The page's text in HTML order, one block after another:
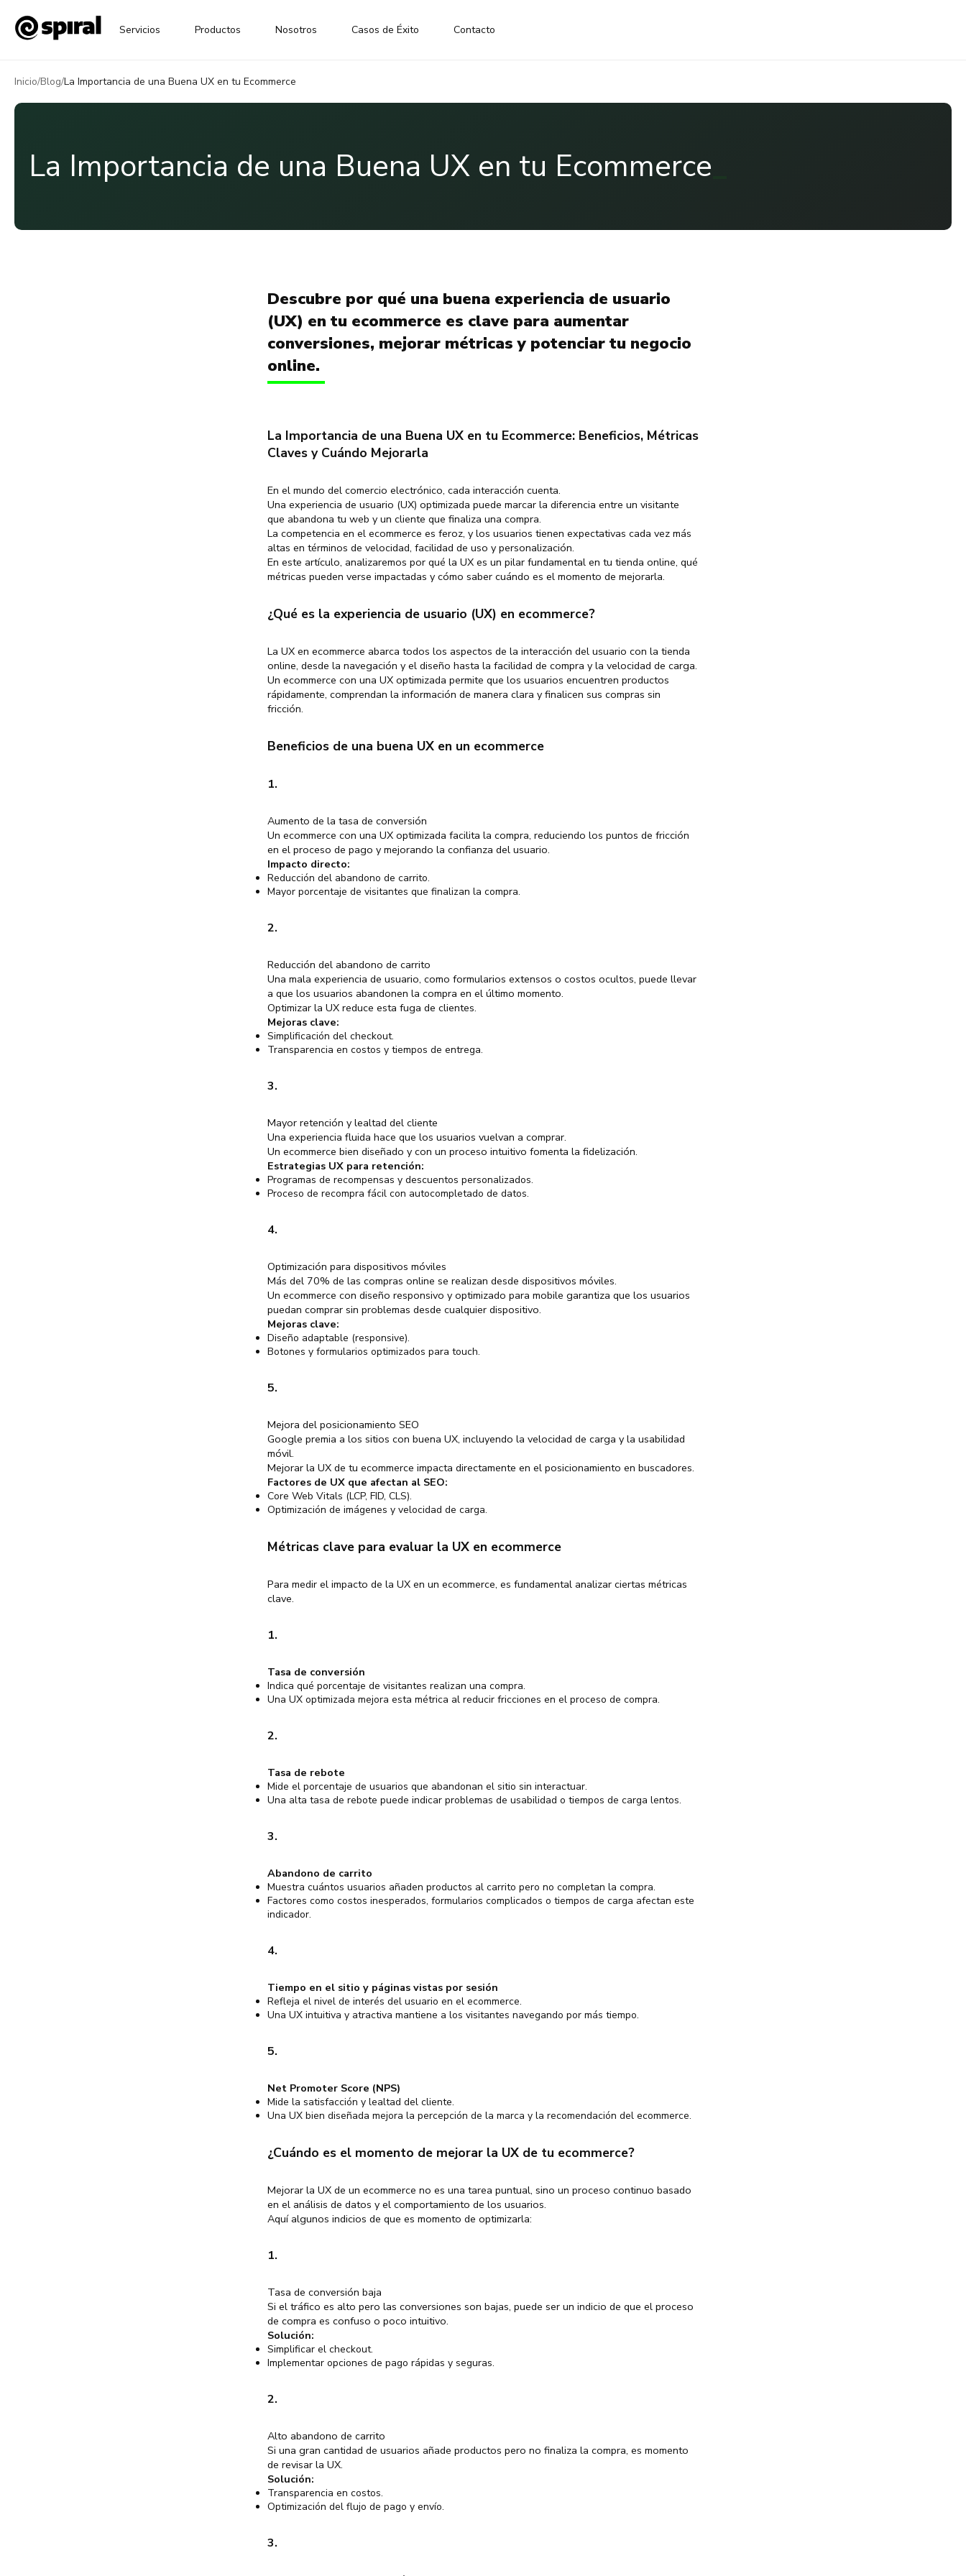
Servicios Productos Nosotros Casos de Éxito Contacto
Inicio/Blog/La Importancia de una Buena UX en tu Ecommerce
La Importancia de una Buena UX en tu Ecommerce
Descubre por qué una buena experiencia de usuario
(UX) en tu ecommerce es clave para aumentar
conversiones, mejorar métricas y potenciar tu negocio
online.
La Importancia de una Buena UX en tu Ecommerce: Beneficios, Métricas
Claves y Cuándo Mejorarla
En el mundo del comercio electrónico, cada interacción cuenta.
Una experiencia de usuario (UX) optimizada puede marcar la diferencia entre un visitante
que abandona tu web y un cliente que finaliza una compra.
La competencia en el ecommerce es feroz, y los usuarios tienen expectativas cada vez más
altas en términos de velocidad, facilidad de uso y personalización.
En este artículo, analizaremos por qué la UX es un pilar fundamental en tu tienda online, qué
métricas pueden verse impactadas y cómo saber cuándo es el momento de mejorarla.
¿Qué es la experiencia de usuario (UX) en ecommerce?
La UX en ecommerce abarca todos los aspectos de la interacción del usuario con la tienda
online, desde la navegación y el diseño hasta la facilidad de compra y la velocidad de carga.
Un ecommerce con una UX optimizada permite que los usuarios encuentren productos
rápidamente, comprendan la información de manera clara y finalicen sus compras sin
fricción.
Beneficios de una buena UX en un ecommerce
1.
Aumento de la tasa de conversión
Un ecommerce con una UX optimizada facilita la compra, reduciendo los puntos de fricción
en el proceso de pago y mejorando la confianza del usuario.
Impacto directo:
Reducción del abandono de carrito.
Mayor porcentaje de visitantes que finalizan la compra.
2.
Reducción del abandono de carrito
Una mala experiencia de usuario, como formularios extensos o costos ocultos, puede llevar
a que los usuarios abandonen la compra en el último momento.
Optimizar la UX reduce esta fuga de clientes.
Mejoras clave:
Simplificación del checkout.
Transparencia en costos y tiempos de entrega.
3.
Mayor retención y lealtad del cliente
Una experiencia fluida hace que los usuarios vuelvan a comprar.
Un ecommerce bien diseñado y con un proceso intuitivo fomenta la fidelización.
Estrategias UX para retención:
Programas de recompensas y descuentos personalizados.
Proceso de recompra fácil con autocompletado de datos.
4.
Optimización para dispositivos móviles
Más del 70% de las compras online se realizan desde dispositivos móviles.
Un ecommerce con diseño responsivo y optimizado para mobile garantiza que los usuarios
puedan comprar sin problemas desde cualquier dispositivo.
Mejoras clave:
Diseño adaptable (responsive).
Botones y formularios optimizados para touch.
5.
Mejora del posicionamiento SEO
Google premia a los sitios con buena UX, incluyendo la velocidad de carga y la usabilidad
móvil.
Mejorar la UX de tu ecommerce impacta directamente en el posicionamiento en buscadores.
Factores de UX que afectan al SEO:
Core Web Vitals (LCP, FID, CLS).
Optimización de imágenes y velocidad de carga.
Métricas clave para evaluar la UX en ecommerce
Para medir el impacto de la UX en un ecommerce, es fundamental analizar ciertas métricas
clave.
1.
Tasa de conversión
Indica qué porcentaje de visitantes realizan una compra.
Una UX optimizada mejora esta métrica al reducir fricciones en el proceso de compra.
2.
Tasa de rebote
Mide el porcentaje de usuarios que abandonan el sitio sin interactuar.
Una alta tasa de rebote puede indicar problemas de usabilidad o tiempos de carga lentos.
3.
Abandono de carrito
Muestra cuántos usuarios añaden productos al carrito pero no completan la compra.
Factores como costos inesperados, formularios complicados o tiempos de carga afectan este
indicador.
4.
Tiempo en el sitio y páginas vistas por sesión
Refleja el nivel de interés del usuario en el ecommerce.
Una UX intuitiva y atractiva mantiene a los visitantes navegando por más tiempo.
5.
Net Promoter Score (NPS)
Mide la satisfacción y lealtad del cliente.
Una UX bien diseñada mejora la percepción de la marca y la recomendación del ecommerce.
¿Cuándo es el momento de mejorar la UX de tu ecommerce?
Mejorar la UX de un ecommerce no es una tarea puntual, sino un proceso continuo basado
en el análisis de datos y el comportamiento de los usuarios.
Aquí algunos indicios de que es momento de optimizarla:
1.
Tasa de conversión baja
Si el tráfico es alto pero las conversiones son bajas, puede ser un indicio de que el proceso
de compra es confuso o poco intuitivo.
Solución:
Simplificar el checkout.
Implementar opciones de pago rápidas y seguras.
2.
Alto abandono de carrito
Si una gran cantidad de usuarios añade productos pero no finaliza la compra, es momento
de revisar la UX.
Solución:
Transparencia en costos.
Optimización del flujo de pago y envío.
3.